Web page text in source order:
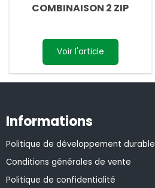
COMBINAISON 2 ZIP
Voir l'article
Informations
Politique de développement durable
Conditions générales de vente
Politique de confidentialité